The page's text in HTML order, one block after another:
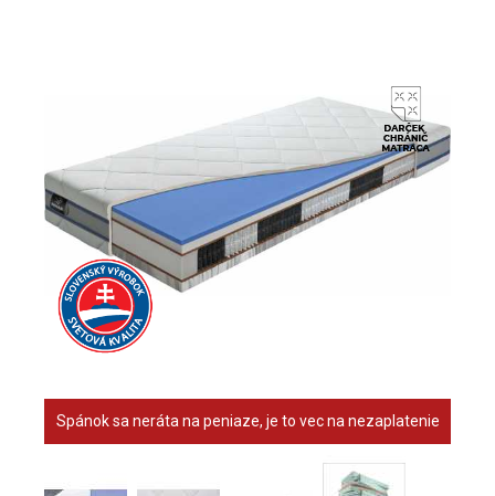
Spánok sa neráta na peniaze, je to vec na nezaplatenie